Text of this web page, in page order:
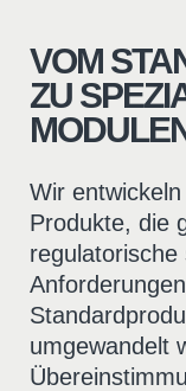
VOM
ZU
Wir
Produkte, die
regulatorische
umgewandelt